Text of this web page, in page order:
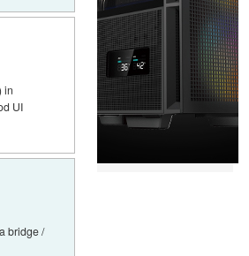
in
UI
bridge /